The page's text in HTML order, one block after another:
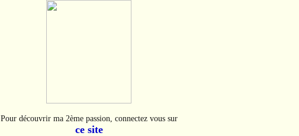
Pour découvrir ma 2ème passion, connectez vous sur
ce site